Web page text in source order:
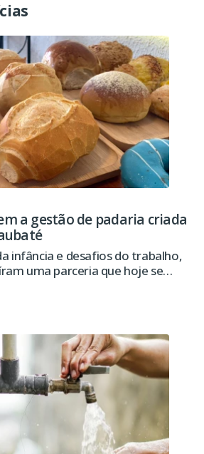
a gestão de padaria criada
infância e desafios do trabalho,
uma parceria que hoje se
da empresa.